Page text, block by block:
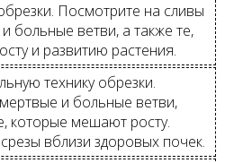
Посмотрите на сливы
больные ветви, а также те,
и развитию растения.
технику обрезки.
и больные ветви,
которые мешают росту.
вблизи здоровых почек.